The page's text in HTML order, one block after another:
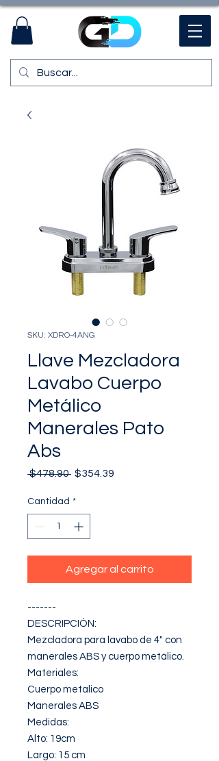
SKU: XDRO-4ANG
Llave Mezcladora
Lavabo Cuerpo
Metálico
Manerales Pato
Abs
$478.90 Precio
$354.39
Cantidad *
Agregar al carrito
-------
DESCRIPCIÓN:
Mezcladora para lavabo de 4" con
manerales ABS y cuerpo metálico.
Materiales:
Cuerpo metalico
Manerales ABS
Medidas:
Alto: 19cm
Largo: 15 cm